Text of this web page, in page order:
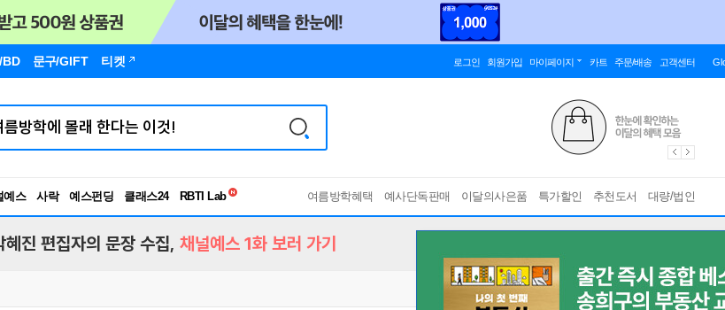
BD 문구/GIFT 티켓 로그인 회원가입 마이페이지 카트 주문/배송 고객센터
예스 사락 예스펀딩 클래스24
독서유형검사
여름방학혜택 예사단독판매 이달의사은품 특가할인 추천도서 대량/법인
혜진 편집자의 문장 수집, 채널예스 1화 보러 가기